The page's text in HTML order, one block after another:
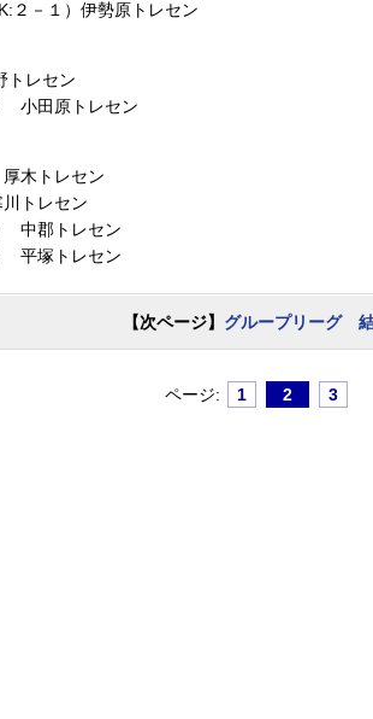
－１）伊勢原トレセン
トレセン
小田原トレセン
木トレセン
トレセン
中郡トレセン
平塚トレセン
【次ページ】 グループリーグ
ページ: 1 2 3